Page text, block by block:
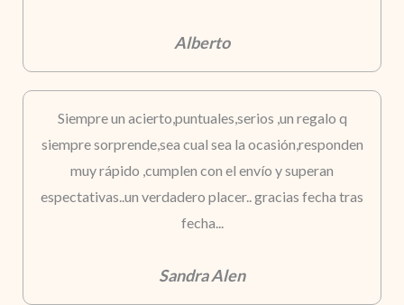
Alberto
Siempre un acierto,puntuales,serios ,un regalo q
siempre sorprende,sea cual sea la ocasión,responden
muy rápido ,cumplen con el envío y superan
espectativas..un verdadero placer.. gracias fecha tras
fecha...
Sandra Alen